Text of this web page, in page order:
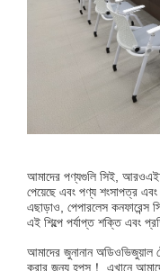
আমাদের পণ্যগুলি সিই,
পেয়েছে এবং পণ্য শংসাপত্র এবং
এছাড়াও, পেপারলেস কনফারেন্স
এই শিল্পে পর্যাপ্ত শক্তি এবং
আমাদের জুনানান অডিওভিজুয়াল
করার জন্য হপস！ এখানে